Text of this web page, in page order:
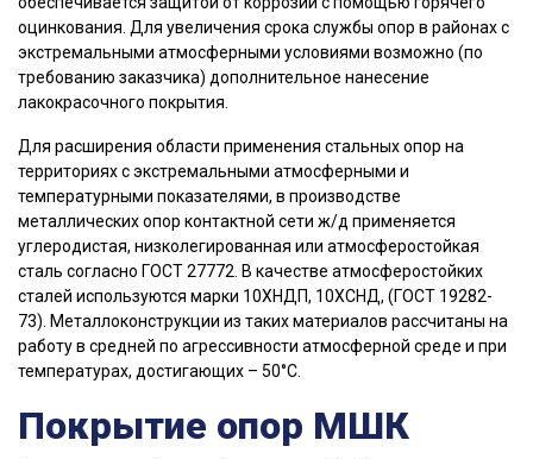
оцинкования. Для увеличения срока службы опор в районах с
экстремальными атмосферными условиями возможно (по
требованию заказчика) дополнительное нанесение
лакокрасочного покрытия.
Для расширения области применения стальных опор на
территориях с экстремальными атмосферными и
температурными показателями, в производстве
металлических опор контактной сети ж/д применяется
углеродистая, низколегированная или атмосферостойкая
сталь согласно ГОСТ 27772. В качестве атмосферостойких
сталей используются марки 10ХНДП, 10ХСНД, (ГОСТ 19282-
73). Металлоконструкции из таких материалов рассчитаны на
работу в средней по агрессивности атмосферной среде и при
температурах, достигающих – 50°С.
Покрытие опор МШК